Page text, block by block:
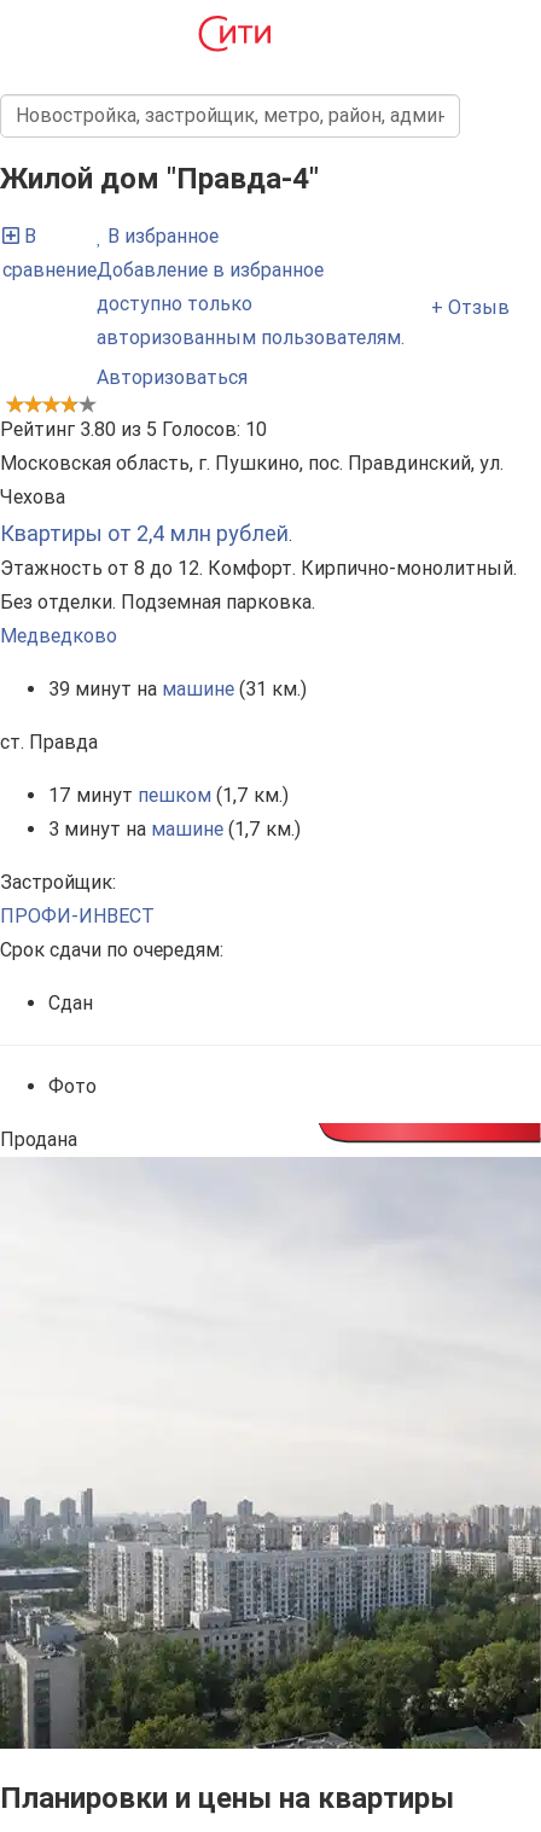
Жилой дом "Правда-4"
В
сравнение
В избранное
Добавление в избранное
доступно только
авторизованным пользователям.
Авторизоваться
+ Отзыв
Рейтинг 3.80 из 5 Голосов: 10
Московская область, г. Пушкино, пос. Правдинский, ул.
Чехова
Квартиры от 2,4 млн рублей.
Этажность от 8 до 12. Комфорт. Кирпично-монолитный.
Без отделки. Подземная парковка.
Медведково
39 минут на машине (31 км.)
ст. Правда
17 минут пешком (1,7 км.)
3 минут на машине (1,7 км.)
Застройщик:
ПРОФИ-ИНВЕСТ
Срок сдачи по очередям:
Сдан
Фото
Продана
Планировки и цены на квартиры